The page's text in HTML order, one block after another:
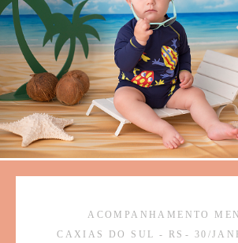
ACOMPANHAMENTO
CAXIAS DO SUL - RS
30/